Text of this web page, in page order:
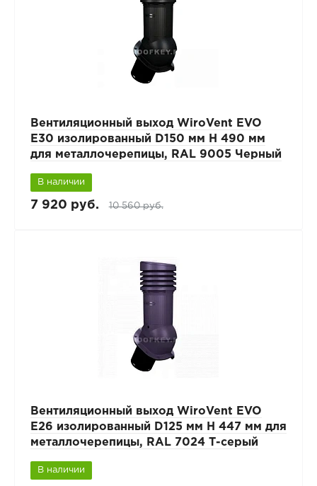
Вентиляционный выход WiroVent EVO
E30 изолированный D150 мм Н 490 мм
для металлочерепицы, RAL 9005 Черный
В наличии
7 920 руб. 10 560 руб.
Вентиляционный выход WiroVent EVO
E26 изолированный D125 мм Н 447 мм для
металлочерепицы, RAL 7024 Т-серый
В наличии